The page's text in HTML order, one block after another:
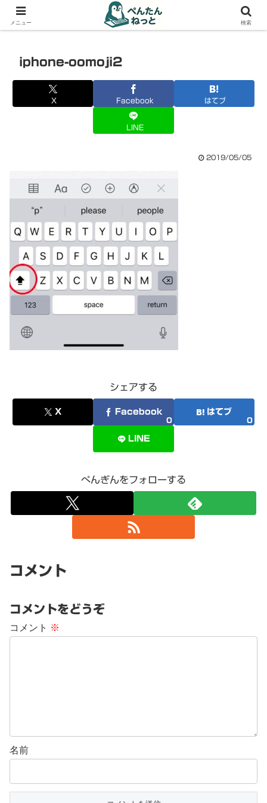
PCやガジェットの備忘録
iphone-oomoji2
X Facebook はてブ
LINE
2019/05/05
シェアする
X Facebook
0
はてブ
0
LINE
ぺんぎんをフォローする
コメント
コメントをどうぞ
コメント ※
名前
メニュー 検索